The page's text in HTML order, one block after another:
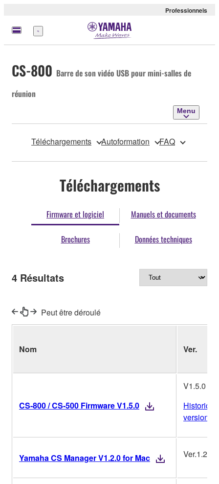
Professionnels
Menu
CS-800 Barre de son vidéo USB pour mini-salles de
réunion
Menu
Téléchargements Autoformation FAQ
Téléchargements
Firmware et logiciel Manuels et documents
Brochures Données techniques
4 Résultats
Peut être déroulé
Nom Ver.
CS-800 / CS-500 Firmware V1.5.0
V1.5.0
version
Yamaha CS Manager V1.2.0 for Mac Ver.1.2.0